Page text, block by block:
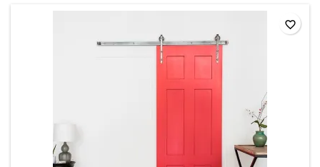
favorite_border